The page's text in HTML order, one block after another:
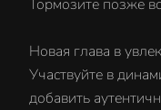
Тормозите позже
Новая глава в
Участвуйте в
добавить